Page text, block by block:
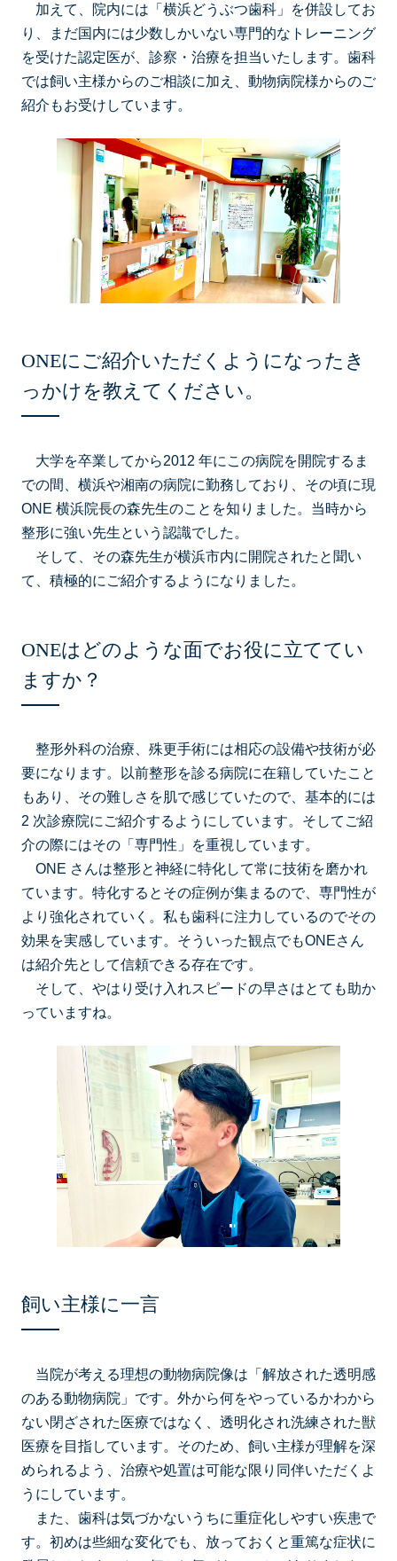
加えて、院内には「横浜どうぶつ⻭科」を併設してお
り、まだ国内には少数しかいない専⾨的なトレーニング
を受けた認定医が、診察・治療を担当いたします。⻭科
では飼い主様からのご相談に加え、動物病院様からのご
紹介もお受けしています。
ONEにご紹介いただくようになったき
っかけを教えてください。
⼤学を卒業してから2012 年にこの病院を開院するま
での間、横浜や湘南の病院に勤務しており、その頃に現
ONE 横浜院⻑の森先⽣のことを知りました。当時から
整形に強い先⽣という認識でした。
そして、その森先⽣が横浜市内に開院されたと聞い
て、積極的にご紹介するようになりました。
ONEはどのような面でお役に立ててい
ますか？
整形外科の治療、殊更⼿術には相応の設備や技術が必
要になります。以前整形を診る病院に在籍していたこと
もあり、その難しさを肌で感じていたので、基本的には
2 次診療院にご紹介するようにしています。そしてご紹
介の際にはその「専⾨性」を重視しています。
ONE さんは整形と神経に特化して常に技術を磨かれ
ています。特化するとその症例が集まるので、専⾨性が
より強化されていく。私も⻭科に注⼒しているのでその
効果を実感しています。そういった観点でもONEさん
は紹介先として信頼できる存在です。
そして、やはり受け⼊れスピードの早さはとても助か
っていますね。
飼い主様に一言
当院が考える理想の動物病院像は「解放された透明感
のある動物病院」です。外から何をやっているかわから
ない閉ざされた医療ではなく、透明化され洗練された獣
医療を⽬指しています。そのため、飼い主様が理解を深
められるよう、治療や処置は可能な限り同伴いただくよ
うにしています。
また、⻭科は気づかないうちに重症化しやすい疾患で
す。初めは些細な変化でも、放っておくと重篤な症状に